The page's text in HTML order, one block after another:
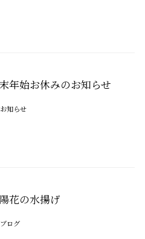
年始お休みのお知らせ
お知らせ
花の水揚げ
ブログ